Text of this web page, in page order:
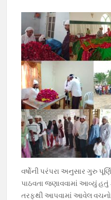
વર્ષોની પરંપરા અનુસાર ગુરુ
પાઠવતા જણાવવામાં આવ્યું
તરફથી આપવામાં આવેલ